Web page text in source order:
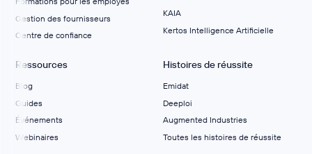
Gestion des fournisseurs
Centre de confiance
KAIA
Kertos Intelligence Artificielle
Ressources
Blog
Guides
Événements
Webinaires
Histoires de réussite
Emidat
Deeploi
Augmented Industries
Toutes les histoires de réussite